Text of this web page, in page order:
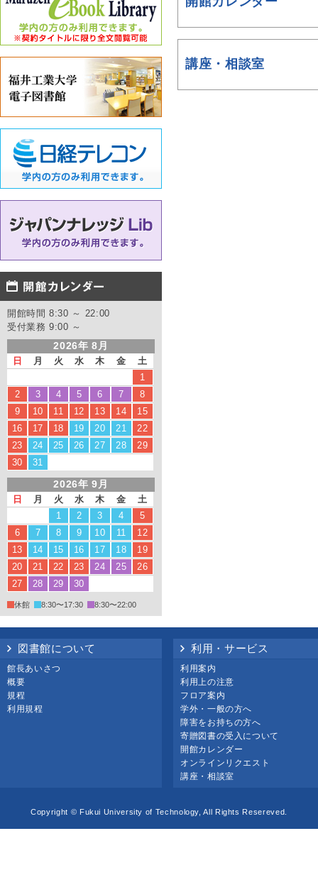
開館時間 8:30 ～ 22:00
受付業務 9:00 ～
2026年 8月
日 月 火 水 木 金
土
1
2
3 4 5 6 7
8
9
10 11 12 13 14
15
16
17 18 19 20 21
22
23
24 25 26 27 28
29
30
31
2026年 9月
日 月 火 水 木 金
土
1
2 3 4
5
6
7 8 9 10 11
12
13
14 15 16 17 18
19
20
21 22 23 24 25
26
27
28 29 30
休館 8:30〜17:30 8:30〜22:00
講座・相談室
図書館について
館長あいさつ
概要
規程
利用規程
利用・サービス
利用案内
利用上の注意
フロア案内
学外・一般の方へ
障害をお持ちの方へ
寄贈図書の受入について
開館カレンダー
オンラインリクエスト
講座・相談室
Copyright © Fukui University of Technology, All Rights Resereved.